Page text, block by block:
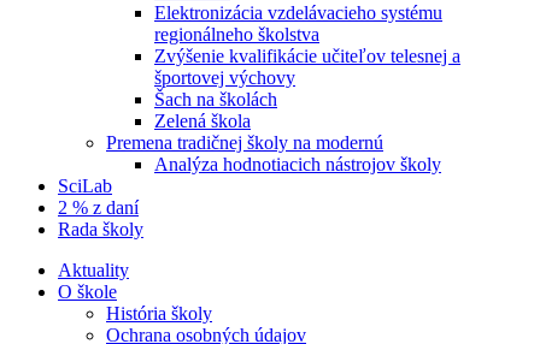
Elektronizácia vzdelávacieho systému
regionálneho školstva
Zvýšenie kvalifikácie učiteľov telesnej a
športovej výchovy
Šach na školách
Zelená škola
Premena tradičnej školy na modernú
Analýza hodnotiacich nástrojov školy
SciLab
2 % z daní
Rada školy
Aktuality
O škole
História školy
Ochrana osobných údajov